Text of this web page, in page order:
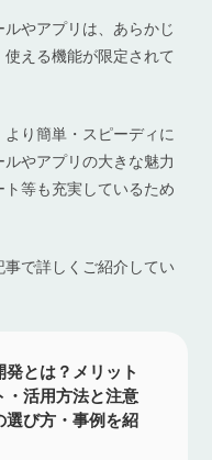
やアプリは、あらかじ
える機能が限定されて
り簡単・スピーディに
やアプリの大きな魅力
等も充実しているため
で詳しくご紹介してい
発とは？メリット
・活用方法と注意
選び方・事例を紹